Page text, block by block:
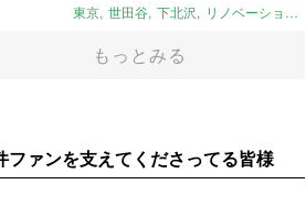
東京 世田谷 下北沢 リノベーション
もっとみる
ファンを支えてくださってる皆様